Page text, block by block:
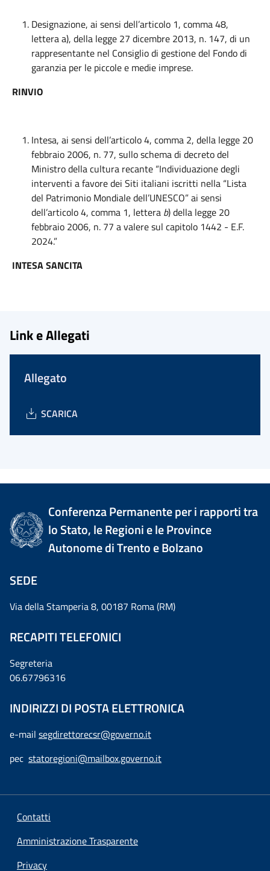
Designazione, ai sensi dell’articolo 1, comma 48,
lettera a), della legge 27 dicembre 2013, n. 147, di un
rappresentante nel Consiglio di gestione del Fondo di
garanzia per le piccole e medie imprese.
RINVIO
Intesa, ai sensi dell’articolo 4, comma 2, della legge 20
febbraio 2006, n. 77, sullo schema di decreto del
Ministro della cultura recante “Individuazione degli
interventi a favore dei Siti italiani iscritti nella “Lista
del Patrimonio Mondiale dell’UNESCO” ai sensi
dell’articolo 4, comma 1, lettera b) della legge 20
febbraio 2006, n. 77 a valere sul capitolo 1442 - E.F.
2024.”
INTESA SANCITA
Link e Allegati
Allegato
SCARICA
Conferenza Permanente per i rapporti tra
lo Stato, le Regioni e le Province
Autonome di Trento e Bolzano
SEDE
Via della Stamperia 8, 00187 Roma (RM)
RECAPITI TELEFONICI
Segreteria
06.67796316
INDIRIZZI DI POSTA ELETTRONICA
e-mail segdirettorecsr@governo.it
pec statoregioni@mailbox.governo.it
Contatti
Amministrazione Trasparente
Privacy